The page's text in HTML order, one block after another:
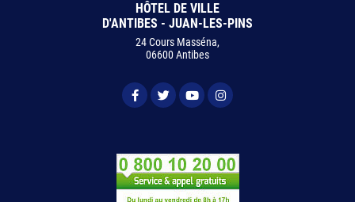
HÔTEL DE VILLE
D'ANTIBES - JUAN-LES-PINS
24 Cours Masséna,
06600 Antibes